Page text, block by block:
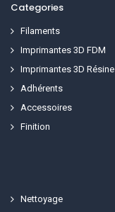
Categories
Filaments
Imprimantes 3D FDM
Imprimantes 3D Résine
Adhérents
Accessoires
Finition
Nettoyage